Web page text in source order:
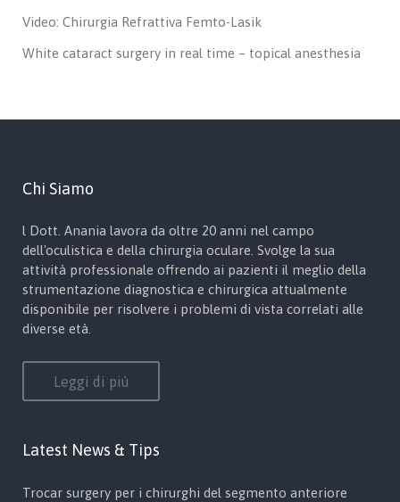
Video: Chirurgia Refrattiva Femto-Lasik
White cataract surgery in real time – topical anesthesia
Chi Siamo
l Dott. Anania lavora da oltre 20 anni nel campo
dell'oculistica e della chirurgia oculare. Svolge la sua
attività professionale offrendo ai pazienti il meglio della
strumentazione diagnostica e chirurgica attualmente
disponibile per risolvere i problemi di vista correlati alle
diverse età.
Leggi di più
Latest News & Tips
Trocar surgery per i chirurghi del segmento anteriore